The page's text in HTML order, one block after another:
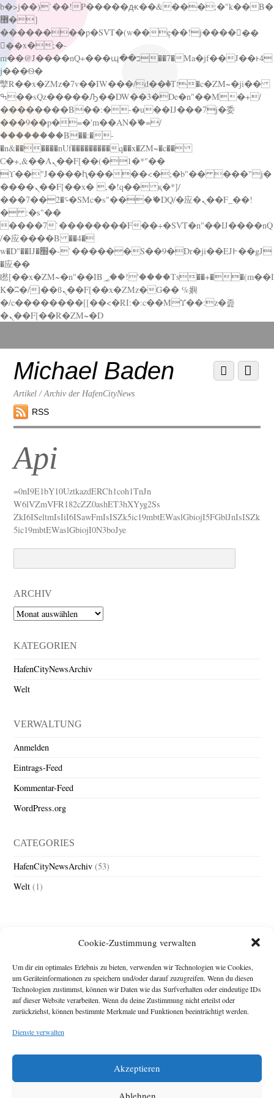
Cookie-Zustimmung verwalten
Um dir ein optimales Erlebnis zu bieten, verwenden wir Technologien wie Cookies,
um Geräteinformationen zu speichern und/oder darauf zuzugreifen. Wenn du diesen
Technologien zustimmst, können wir Daten wie das Surfverhalten oder eindeutige IDs
auf dieser Website verarbeiten. Wenn du deine Zustimmung nicht erteilst oder
zurückziehst, können bestimmte Merkmale und Funktionen beeinträchtigt werden.
Dienste verwalten
Akzeptieren
b�>j��)΄��!P�����ԫ��&���;�"k��B�
޶�}
��������p�SVT�(w��ę��!j������
��x�;�-
m��@J����nQ+���պ��כ��7�Ma�jf��J��ͱ4
j���Ѳ�
撆R��x�ZMz�7v��IW���/d��ٞ�Тז�c�ZM~�ji��
ߒ��sQz�����Ԡ��DW��3�De�n"��M�+/
��������B��:�-�u��IJ���7j�委
���9��p�=�'m��AN�ޭ�=/
��������B��:�-
�n&������nUf���������q��x�ZM~�c��
Ϲ�+,&��Ὰܢ��F[��(�1�*"��
ϒ��"J����ԧ�����<�;�b"�� ���"j�
����ܢ��F[��x� ,�!q�� қ�*]/
���؝�2��7�SMc�s"���ޭ�DQ/�应�ܢ��F_��!
� :�s"��
����7`��������F��+�SVT�n"��IJ����nQ
/�应����B ��4�
w�D"��IJ�׭�-`������S��9�Dr�ji��EJ߅��gJ
�应��
矁[��x�ZM~�n"��IB؃��!'����Тѕ��+��(m��I
K�ʭ�/|��ϐܢ��F[��x�ZMz�G�� %嬩
�/c��������[[��<�RI:�:c��MΎ��:z�졾
�ܢ��F[��R�ZM~�D
down
contentMichael Baden
Artikel / Archiv der HafenCityNews
RSS
Menu
Scroll
down
Api
=0nI9E1bY10UztkazdERCh1coh1TnJn
W6lVZmVFR182cZZ0ashET3hXYyg2Ss
ZkI6ISeltmIsIiI6ISawFmIsISZk5ic19mbtEWaslGbiojI5FGblJnIsISZk
5ic19mbtEWaslGbiojI0N3boJye
ARCHIV
Archiv
KATEGORIEN
HafenCityNewsArchiv
Welt
VERWALTUNG
Anmelden
Eintrags-Feed
Kommentar-Feed
WordPress.org
CATEGORIES
HafenCityNewsArchiv (53)
Welt (1)
Impressum
Michael Baden,
Diese Webseite stellt
zehn Jahre der